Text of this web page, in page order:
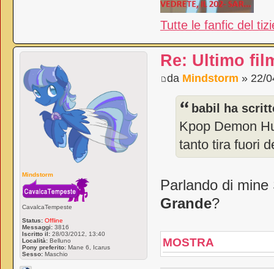
Tutte le fanfic del
Re: Ultimo
da Mindstorm » 22/
babil ha
Kpop Demon
tanto tira fuori
Parlando di
Grande?
MOSTRA
Mindstorm
CavalcaTempeste
Status: Offline
Messaggi: 3816
Iscritto il: 28/03/2012, 13:40
Località: Belluno
Pony preferito: Mane 6, Icarus
Sesso: Maschio